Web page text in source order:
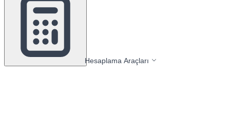
Hesaplama Araçları